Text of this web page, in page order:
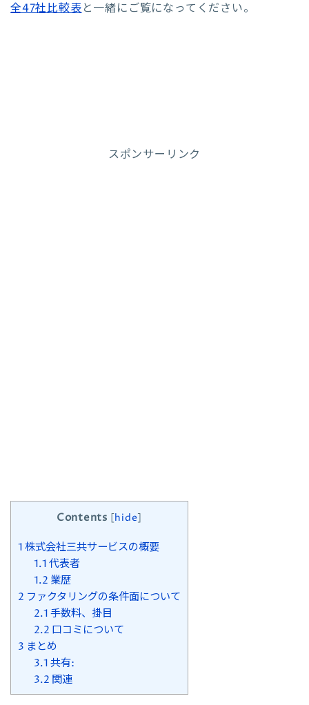
全47社比較表と一緒にご覧になってください。
スポンサーリンク
Contents [hide]
1株式会社三共サービスの概要
1.1代表者
1.2 業歴
2 ファクタリングの条件面について
2.1手数料、掛目
2.2 口コミについて
3 まとめ
3.1共有:
3.2 関連